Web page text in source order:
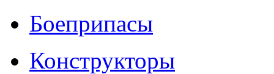
Боеприпасы
Конструкторы